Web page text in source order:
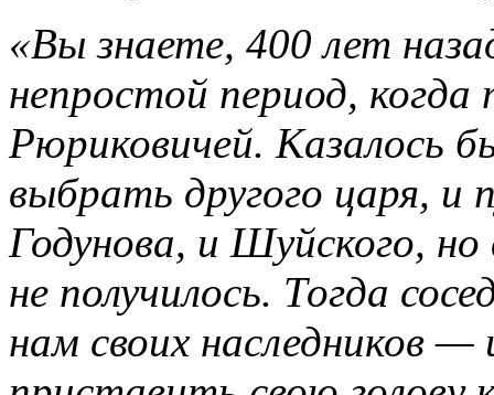
«Вы знаете, 400 лет
непростой период, когда
Рюриковичей.
выбрать другого царя,
Годунова, и Шуйского, но
не получилось. Тогда
нам своих наследников